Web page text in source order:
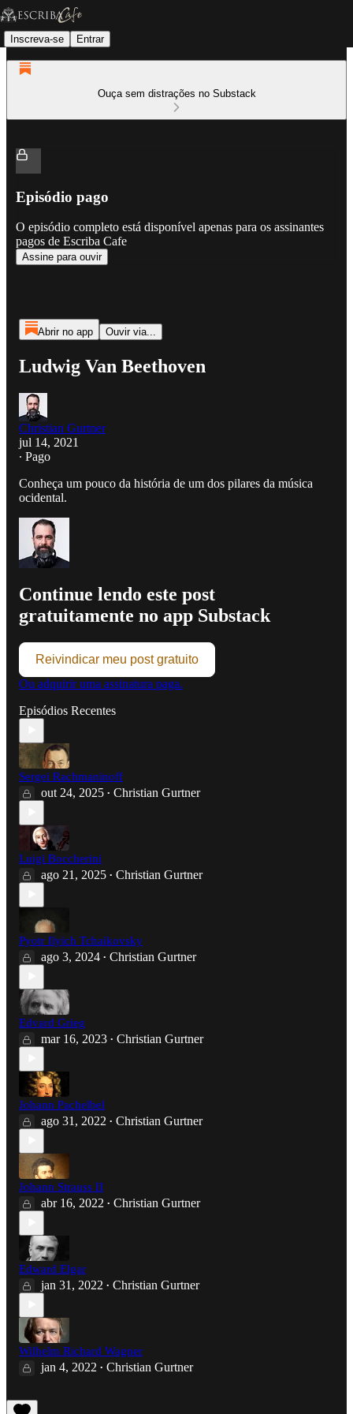
Inscreva-se Entrar
Ouça sem distrações no Substack
Episódio pago
O episódio completo está disponível apenas para os assinantes
pagos de Escriba Cafe
Assine para ouvir
Abrir no app Ouvir via...
Ludwig Van Beethoven
Christian Gurtner
jul 14, 2021
∙ Pago
Conheça um pouco da história de um dos pilares da música
ocidental.
Continue lendo este post
gratuitamente no app Substack
Reivindicar meu post gratuito
Ou adquirir uma assinatura paga.
Episódios Recentes
Sergei Rachmaninoff
out 24, 2025 • Christian Gurtner
Luigi Boccherini
ago 21, 2025 • Christian Gurtner
Pyotr Ilyich Tchaikovsky
ago 3, 2024 • Christian Gurtner
Edvard Grieg
mar 16, 2023 • Christian Gurtner
Johann Pachelbel
ago 31, 2022 • Christian Gurtner
Johann Strauss II
abr 16, 2022 • Christian Gurtner
Edward Elgar
jan 31, 2022 • Christian Gurtner
Wilhelm Richard Wagner
jan 4, 2022 • Christian Gurtner